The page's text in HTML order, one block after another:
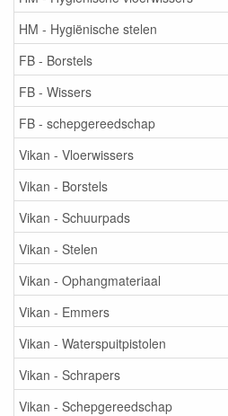
HM - Hygiënische stelen
FB - Borstels
FB - Wissers
FB - schepgereedschap
Vikan - Vloerwissers
Vikan - Borstels
Vikan - Schuurpads
Vikan - Stelen
Vikan - Ophangmateriaal
Vikan - Emmers
Vikan - Waterspuitpistolen
Vikan - Schrapers
Vikan - Schepgereedschap